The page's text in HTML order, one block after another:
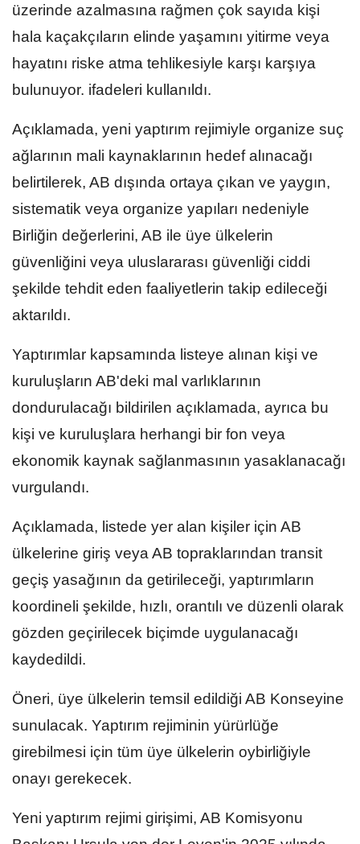
üzerinde azalmasına rağmen çok sayıda kişi
hala kaçakçıların elinde yaşamını yitirme veya
hayatını riske atma tehlikesiyle karşı karşıya
bulunuyor. ifadeleri kullanıldı.
Açıklamada, yeni yaptırım rejimiyle organize suç
ağlarının mali kaynaklarının hedef alınacağı
belirtilerek, AB dışında ortaya çıkan ve yaygın,
sistematik veya organize yapıları nedeniyle
Birliğin değerlerini, AB ile üye ülkelerin
güvenliğini veya uluslararası güvenliği ciddi
şekilde tehdit eden faaliyetlerin takip edileceği
aktarıldı.​​​​​​​
Yaptırımlar kapsamında listeye alınan kişi ve
kuruluşların AB'deki mal varlıklarının
dondurulacağı bildirilen açıklamada, ayrıca bu
kişi ve kuruluşlara herhangi bir fon veya
ekonomik kaynak sağlanmasının yasaklanacağı
vurgulandı.
Açıklamada, listede yer alan kişiler için AB
ülkelerine giriş veya AB topraklarından transit
geçiş yasağının da getirileceği, yaptırımların
koordineli şekilde, hızlı, orantılı ve düzenli olarak
gözden geçirilecek biçimde uygulanacağı
kaydedildi.
Öneri, üye ülkelerin temsil edildiği AB Konseyine
sunulacak. Yaptırım rejiminin yürürlüğe
girebilmesi için tüm üye ülkelerin oybirliğiyle
onayı gerekecek.
Yeni yaptırım rejimi girişimi, AB Komisyonu